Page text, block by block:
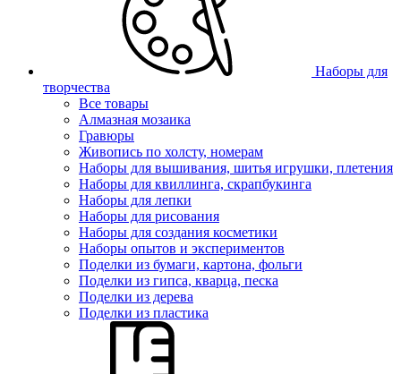
Наборы для
творчества
Все товары
Алмазная мозаика
Гравюры
Живопись по холсту, номерам
Наборы для вышивания, шитья игрушки, плетения
Наборы для квиллинга, скрапбукинга
Наборы для лепки
Наборы для рисования
Наборы для создания косметики
Наборы опытов и экспериментов
Поделки из бумаги, картона, фольги
Поделки из гипса, кварца, песка
Поделки из дерева
Поделки из пластика